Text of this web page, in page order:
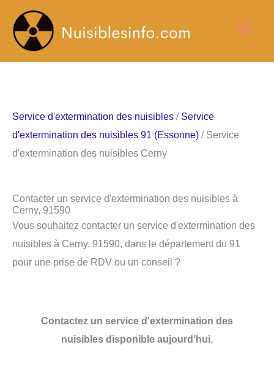
contenu
Service d'extermination des nuisibles / Service
d'extermination des nuisibles 91 (Essonne) / Service
d'extermination des nuisibles Cerny
Contacter un service d'extermination des nuisibles à
Cerny, 91590
Vous souhaitez contacter un service d'extermination des
nuisibles à Cerny, 91590, dans le département du 91
pour une prise de RDV ou un conseil ?
Contactez un service d'extermination des
nuisibles disponible aujourd’hui.